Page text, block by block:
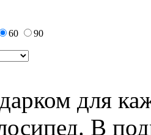
60 90
для
В